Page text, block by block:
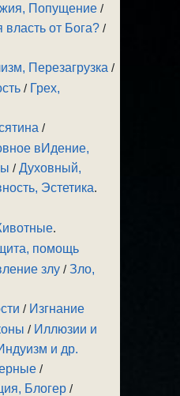
Попущение /
власть от Бога? /
Перезагрузка /
/ Грех,
/
вИдение,
/Духовный,
Эстетика.
.
помощь
злу /Зло,
/ Изгнание
/ Иллюзии и
и др.
/
Блогер /